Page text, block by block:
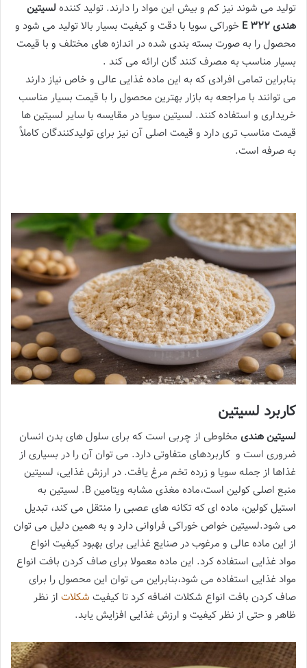
تولید می شوند نیز کم و بیش این مواد را دارند. تولید کننده لسیتین
هندی E 322
خوراکی سویا با دقت و کیفیت بسیار بالا تولید می شود و
محصول را به صورت بسته بندی شده در اندازه های مختلف و با قیمت
بسیار مناسب به مصرف کنند گان ارائه می کند .
بنابراین تمامی افرادی که به این ماده غذایی عالی و خاص نیاز دارند
می توانند با مراجعه به بازار بهترین محصول را با قیمت بسیار مناسب
خریداری و استفاده کنند. لسیتین سویا در مقایسه با سایر لسیتین ها
قیمت مناسب تری دارد و قیمت اصلی آن نیز برای تولیدکنندگان کاملاً
به صرفه است.
کاربرد لسیتین
لسیتین هندی مخلوطی از چربی است که برای سلول های بدن انسان
ضروری است و کاربردهای متفاوتی دارد. می توان آن را در بسیاری از
غذاها از جمله سویا و زرده تخم مرغ یافت. در ارزش غذایی، لسیتین
منبع اصلی کولین است،ماده مغذی مشابه ویتامین B. لسیتین به
استیل کولین، ماده ای که تکانه های عصبی را منتقل می کند، تبدیل
می شود.لسیتین خواص خوراکی فراوانی دارد و به همین دلیل می توان
از این ماده عالی و مرغوب در صنایع غذایی برای بهبود کیفیت انواع
مواد غذایی استفاده کرد. این ماده معمولا برای صاف کردن بافت انواع
مواد غذایی استفاده می شود،بنابراین می توان این محصول را برای
صاف کردن بافت انواع شکلات اضافه کرد تا کیفیت شکلات از نظر
ظاهر و حتی از نظر کیفیت و ارزش غذایی افزایش یابد.